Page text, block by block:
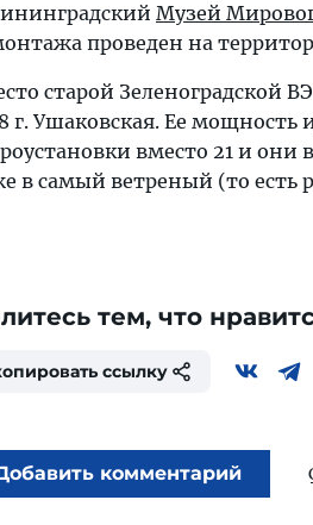
Музей
проведен на
старой Зеленоградской
г. Ушаковская. Ее мощность
вместо 21 и они
в самый ветреный (то есть
тем, что
ссылку
комментарий